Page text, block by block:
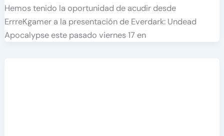
Hemos tenido la oportunidad de acudir desde
ErrreKgamer a la presentación de Everdark: Undead
Apocalypse este pasado viernes 17 en